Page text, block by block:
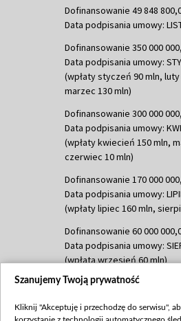
Dofinansowanie 49 848
Data podpisania umowy:
Dofinansowanie 350 000
Data podpisania umowy:
(wpłaty styczeń 90 mln, luty
marzec 130 mln)
Dofinansowanie 300 000
Data podpisania umowy:
(wpłaty kwiecień 150 mln,
czerwiec 10 mln)
Dofinansowanie 170 000
Data podpisania umowy:
(wpłaty lipiec 160 mln,
Dofinansowanie 60 000
Data podpisania umowy:
(wpłata wrzesień 60 mln)
Dofinansowanie 635 783
(wpłata wrzesień 100 mln,
Szanujemy Twoją prywatność
Kliknij "Akceptuję i przechodzę do serwisu",